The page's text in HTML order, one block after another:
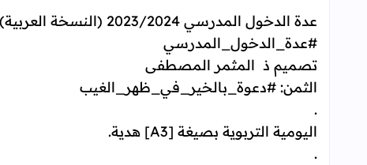
عدة الدخول المدرسي 2023/2024 (النسخة العربية)* بصيغتين [PDF] و [DOCX].
#عدة_الدخول_المدرسي
تصميم ذ المثمر المصطفى
الثمن: #دعوة_بالخير_في_ظهر_الغيب
.
اليومية التربوية بصيغة [A3] هدية.
.